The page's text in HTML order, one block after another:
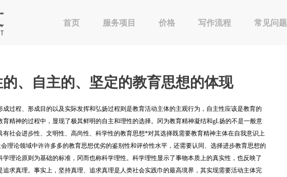
首页 服务项目 价格 写作流程 常见问题
、自主的、坚定的教育思想的体现
过程、形成目的以及实际发挥和弘扬过程则是教育活动主体的主观行为，自主性应该是教育的
精神的过程中，显现了极其鲜明的自主和理性的选择。冈为教育精神凝结和gL扬的不是一般意
社会进步性、文明性、高尚性、科学性的教育思想*对其选择既需要教育精神主体在自我意识上
会理论领域中许许多多的教育思想优劣的鉴别性和评价性水平，还需要认同、选择进步教育思想的
理论原则为基础的标准，冈而也称科学理性。科学理性显示了事物本质上的真实性，也反映了
求真理。事实上，坚持真理、追求真理是人类社会实践巾的最高境界，其实现需要活动主体完